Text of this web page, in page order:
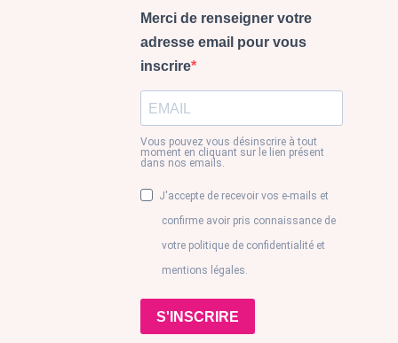
Merci de renseigner votre
adresse email pour vous
inscrire
Vous pouvez vous désinscrire à tout
moment en cliquant sur le lien présent
dans nos emails.
J'accepte de recevoir vos e-mails et
confirme avoir pris connaissance de
votre politique de confidentialité et
mentions légales.
S'INSCRIRE